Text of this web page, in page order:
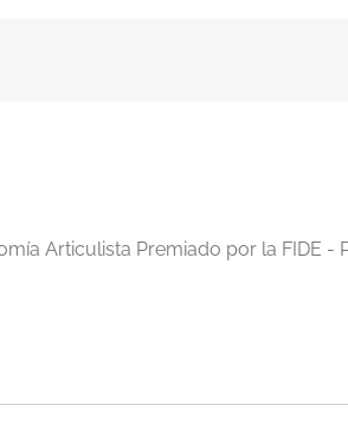
Articulista Premiado por la FIDE